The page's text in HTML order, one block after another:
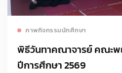
ภาพกิจกรรมนักศึกษา
พิธีวันทาคณาจารย์ คณะพ
ปีการศึกษา 2569